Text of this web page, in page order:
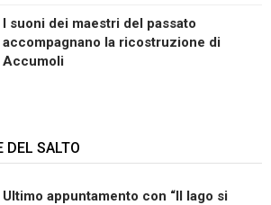
I suoni dei maestri del passato
accompagnano la ricostruzione di
Accumoli
DEL SALTO
Ultimo appuntamento con “Il lago si